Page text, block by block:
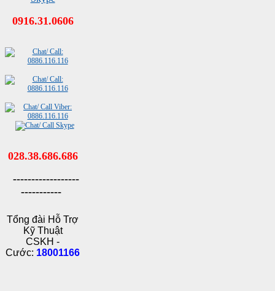
0916.31.0606
028.38.686.686
------------------
-----------
Tổng đài Hỗ Trợ
Kỹ Thuật
CSKH -
Cước: 18001166